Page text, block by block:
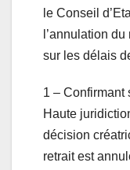
le Conseil
l’annulation
sur les délais
1 – Confirmant
Haute
décision
retrait est